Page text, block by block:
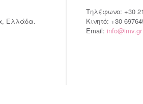
Ελλάδα.
Τηλέφωνο: +30
Κινητό: +30
Email: info@imv.gr